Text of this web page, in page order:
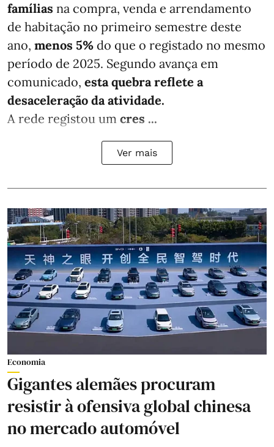
famílias na compra, venda e arrendamento
de habitação no primeiro semestre deste
ano, menos 5% do que o registado no mesmo
período de 2025. Segundo avança em
comunicado, esta quebra reflete a
desaceleração da atividade.
A rede registou um cres ...
Ver mais
Economia
Gigantes alemães procuram
resistir à ofensiva global chinesa
no mercado automóvel